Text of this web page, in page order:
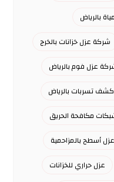
بالرياض
شركة عزل خزانات بالخرج
عزل فوم بالرياض
تسربات بالرياض
مكافحة الحريق
عزل أسطح بالمزاحمية
عزل حراري للخزانات